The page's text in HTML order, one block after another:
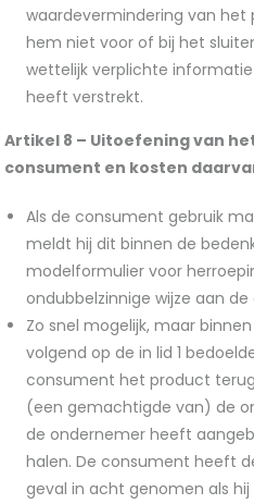
waardevermindering van
hem niet voor of bij het
wettelijk verplichte
heeft verstrekt.
Artikel 8 – Uitoefening van
consument en kosten
Als de consument gebruik
meldt hij dit binnen de
modelformulier voor
ondubbelzinnige wijze aan
Zo snel mogelijk, maar
volgend op de in lid 1
consument het product
(een gemachtigde van) de
de ondernemer heeft
halen. De consument heeft
geval in acht genomen als